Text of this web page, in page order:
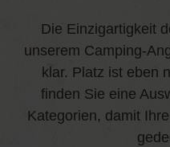
Die Einzigartigkeit
unserem Camping-
klar. Platz ist eben
finden Sie eine
Kategorien, damit